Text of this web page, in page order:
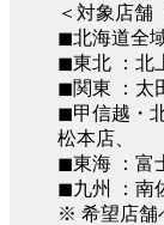
＜対象店舗
◼︎北海道全
◼︎東北 ：北
◼︎関東 ：太
◼︎甲信越・
松本店、
◼︎東海 ：富
◼︎九州 ：南
※ 希望店舗